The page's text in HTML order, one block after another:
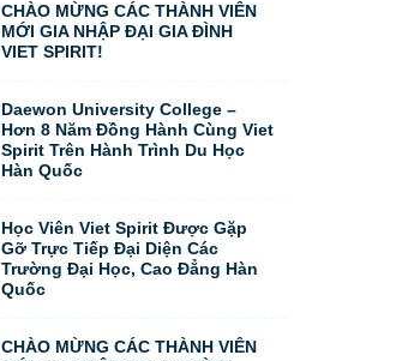
CHÀO MỪNG CÁC THÀNH VIÊN
MỚI GIA NHẬP ĐẠI GIA ĐÌNH
VIET SPIRIT!
Daewon University College –
Hơn 8 Năm Đồng Hành Cùng Viet
Spirit Trên Hành Trình Du Học
Hàn Quốc
Học Viên Viet Spirit Được Gặp
Gỡ Trực Tiếp Đại Diện Các
Trường Đại Học, Cao Đẳng Hàn
Quốc
CHÀO MỪNG CÁC THÀNH VIÊN